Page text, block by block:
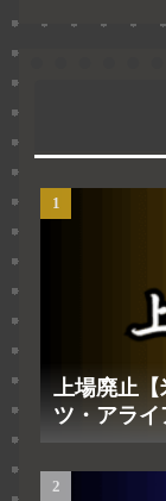
上場廃止
ツ・アライ